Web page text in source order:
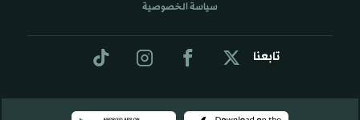
تابعنا
سياسة الخصوصية